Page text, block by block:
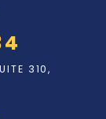
310,